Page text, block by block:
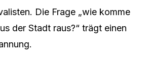
Die Frage „wie komme
der Stadt raus?“ trägt einen